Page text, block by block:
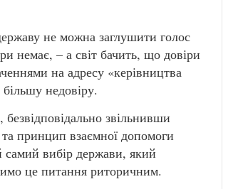
не можна заглушити голос
немає, – а світ бачить, що довіри
на адресу «керівництва
недовіру.
звільнивши
принцип взаємної допомоги
самий вибір держави, який
це питання риторичним.